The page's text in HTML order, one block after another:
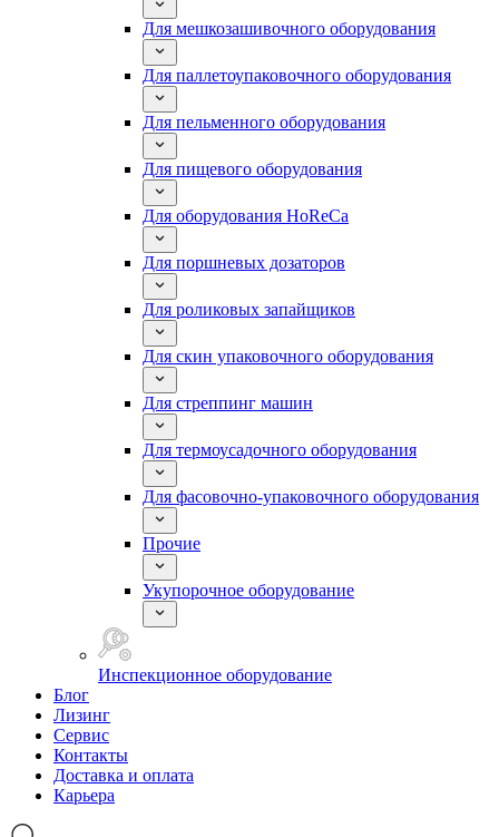
Для мешкозашивочного оборудования
Для паллетоупаковочного оборудования
Для пельменного оборудования
Для пищевого оборудования
Для оборудования HoReCa
Для поршневых дозаторов
Для роликовых запайщиков
Для скин упаковочного оборудования
Для стреппинг машин
Для термоусадочного оборудования
Для фасовочно-упаковочного оборудования
Прочие
Укупорочное оборудование
Инспекционное оборудование
Блог
Лизинг
Сервис
Контакты
Доставка и оплата
Карьера